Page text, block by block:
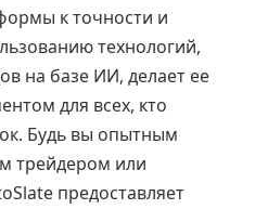
к точности и
технологий,
на базе ИИ, делает ее
для всех, кто
Будь вы опытным
трейдером или
предоставляет